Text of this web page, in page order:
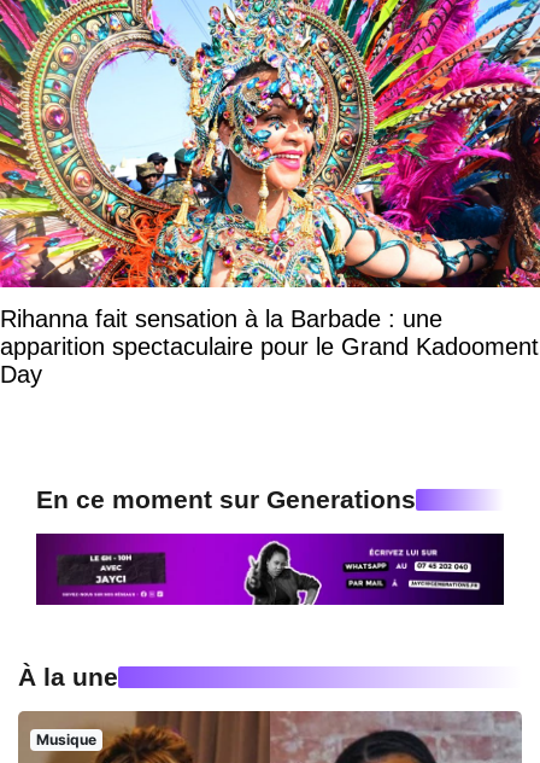
Rihanna fait sensation à la Barbade : une
apparition spectaculaire pour le Grand Kadooment
Day
En ce moment sur Generations
À la une
Musique